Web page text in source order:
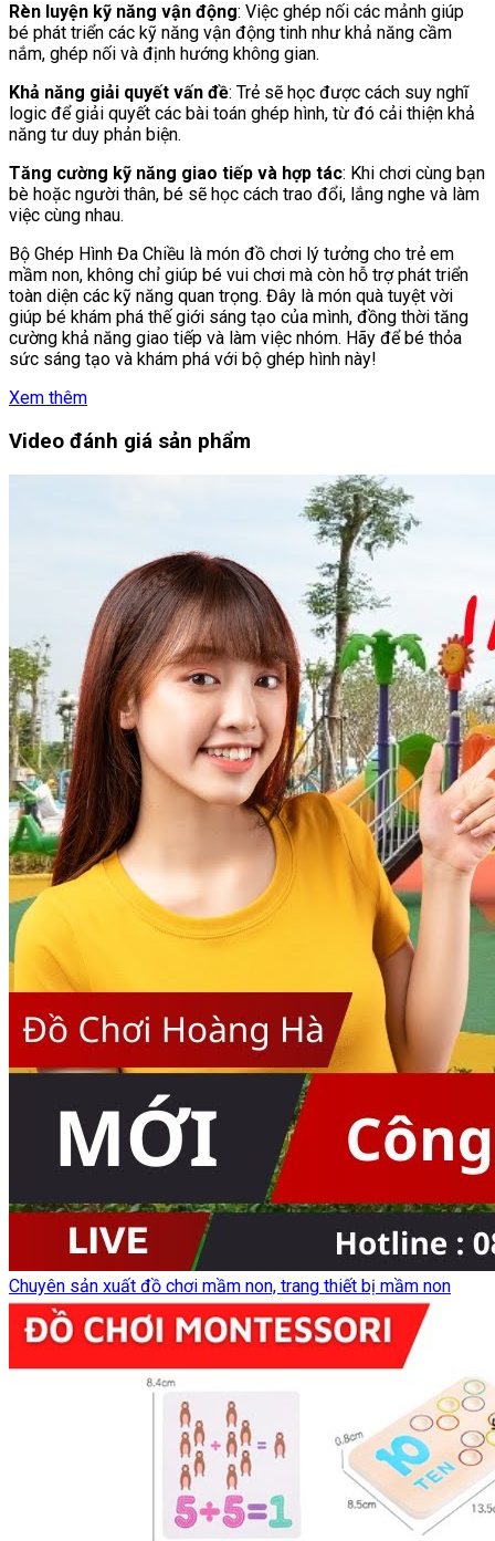
Rèn luyện kỹ năng vận động: Việc ghép nối các mảnh giúp
bé phát triển các kỹ năng vận động tinh như khả năng cầm
nắm, ghép nối và định hướng không gian.
Khả năng giải quyết vấn đề: Trẻ sẽ học được cách suy nghĩ
logic để giải quyết các bài toán ghép hình, từ đó cải thiện khả
năng tư duy phản biện.
Tăng cường kỹ năng giao tiếp và hợp tác: Khi chơi cùng bạn
bè hoặc người thân, bé sẽ học cách trao đổi, lắng nghe và làm
việc cùng nhau.
Bộ Ghép Hình Đa Chiều là món đồ chơi lý tưởng cho trẻ em
mầm non, không chỉ giúp bé vui chơi mà còn hỗ trợ phát triển
toàn diện các kỹ năng quan trọng. Đây là món quà tuyệt vời
giúp bé khám phá thế giới sáng tạo của mình, đồng thời tăng
cường khả năng giao tiếp và làm việc nhóm. Hãy để bé thỏa
sức sáng tạo và khám phá với bộ ghép hình này!
Xem thêm
Video đánh giá sản phẩm
Chuyên sản xuất đồ chơi mầm non, trang thiết bị mầm non